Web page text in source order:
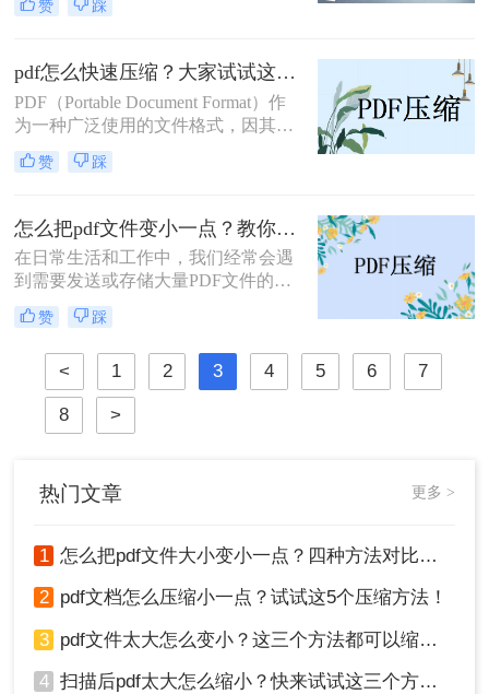
大，不仅占用大量存储空间，还影响
了一个常见的需求。那么怎么压缩pdf
文档的大小呢？本文将介绍几种常用
的方法来压缩PDF文档的大小。
赞 踩
pdf怎么快速压缩？大家试试这三种压缩方法！
PDF（Portable Document Format）作
为一种广泛使用的文件格式，因其能
够保持文档的原貌、便于分享和打印
而深受用户喜爱。然而，随着文档内
也随之增加，这不仅占用了宝贵的存
储空间，还影响了文件的传输效率。
因此，掌握pdf怎么快速压缩成为了一
项重要技能。本文将介绍几种快速压
缩PDF文件的方法，帮助您轻松解决
文件体积过大的问题。
赞 踩
怎么把pdf文件变小一点？教你几招，轻松实现文件大瘦身！
在日常生活和工作中，我们经常会遇
到需要发送或存储大量PDF文件的情
况。然而，PDF文件有时会因为包含
大量图像、高分辨率图片或复杂的排
版而显得体积庞大，这给传输和存储
带来了不便。因此，学会怎么把pdf文
件变小一点显得尤为重要。本文将介
绍几种常用的方法，帮助你将PDF文
赞 踩
< 1 2 3 4 5 6 7
8 >
热门文章 更多 >
1 怎么把pdf文件大小变小一点？四种方法对比，一看就懂！
2 pdf文档怎么压缩小一点？试试这5个压缩方法！
3 pdf文件太大怎么变小？这三个方法都可以缩小！
4 扫描后pdf太大怎么缩小？快来试试这三个方法！